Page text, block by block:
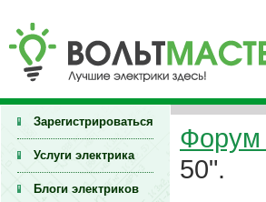
Зарегистрироваться
Услуги электрика
Блоги электриков
Форум
50".